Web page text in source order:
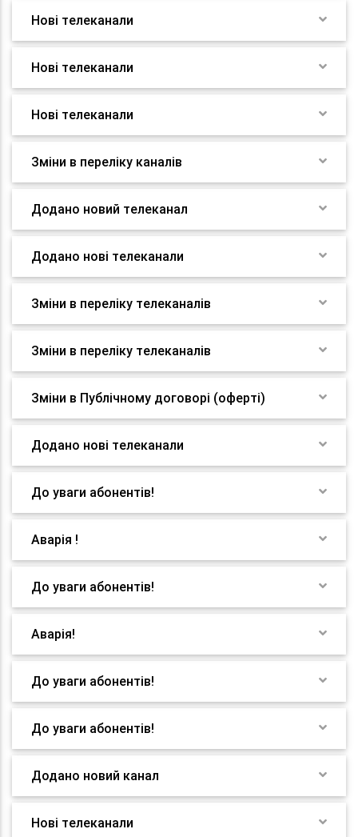
Нові телеканали
Нові телеканали
Нові телеканали
Зміни в переліку каналів
Додано новий телеканал
Додано нові телеканали
Зміни в переліку телеканалів
Зміни в переліку телеканалів
Зміни в Публічному договорі (оферті)
Додано нові телеканали
До уваги абонентів!
Аварія !
До уваги абонентів!
Аварія!
До уваги абонентів!
До уваги абонентів!
Додано новий канал
Нові телеканали